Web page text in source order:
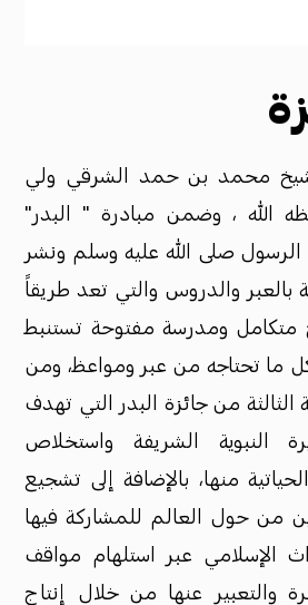
محمد بن حمد الشرقي ولي
الله ، وضمن مبادرة " البدر"
الرسول صلى الله عليه وسلم ونشر
بالعبر والدروس والتي تعد طريقاً
متكامل ومدرسة مفتوحة تستنبط
ما تحتاجه من عبر ومواعظ، ومن
من جائزة البدر التي تهدف
النبوية الشريفة واستخلاص
منها، بالإضافة إلى تشجيع
من حول العالم للمشاركة فيها
الإسلامي عبر استلهام مواقف
والتعبير عنها من خلال إنتاج